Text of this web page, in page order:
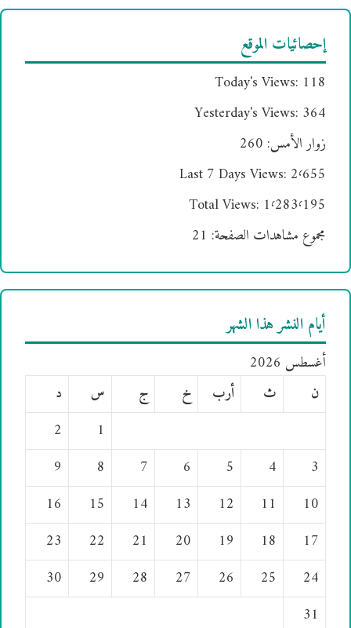
إحصائيات الموقع
Today's Views: 118
Yesterday's Views: 364
زوار الأمس: 260
Last 7 Days Views: 2٬655
Total Views: 1٬283٬195
مجموع مشاهدات الصفحة: 21
أيام النشر هذا الشهر
أغسطس 2026
ن
ث أرب خ ج س
د
1
2
3
4
5
6
7
8
9
10
11
12
13
14
15
16
17
18
19
20
21
22
23
24
25
26
27
28
29
30
31